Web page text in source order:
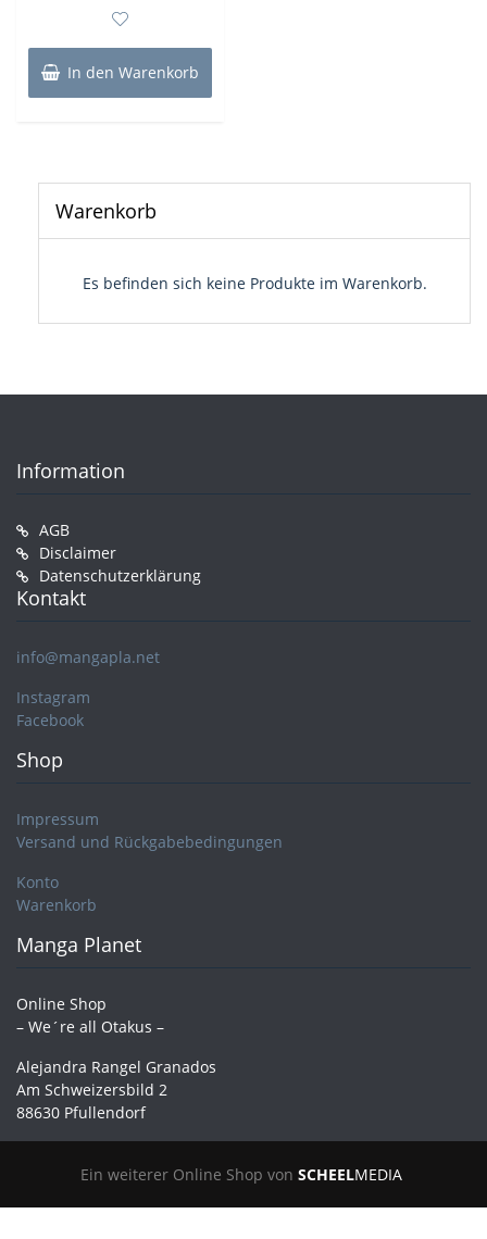
In den Warenkorb
Warenkorb
Es befinden sich keine Produkte im Warenkorb.
Information
AGB
Disclaimer
Datenschutzerklärung
Kontakt
info@mangapla.net
Instagram
Facebook
Shop
Impressum
Versand und Rückgabebedingungen
Konto
Warenkorb
Manga Planet
Online Shop
– We´re all Otakus –
Alejandra Rangel Granados
Am Schweizersbild 2
88630 Pfullendorf
Ein weiterer Online Shop von SCHEELMEDIA